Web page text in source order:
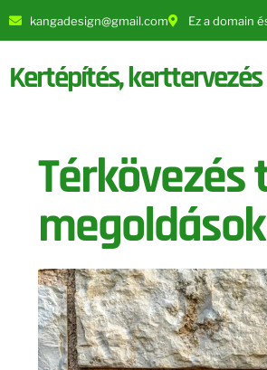
kangadesign@gmail.com Ez a domain
Kertépítés, kerttervezés
Térkövezés